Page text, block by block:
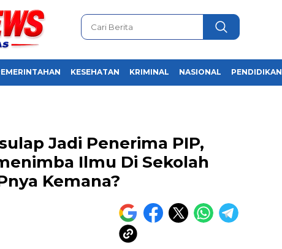
KESEHATAN KRIMINAL NASIONAL PENDIDIKAN
Jadi Penerima PIP,
Ilmu Di Sekolah
Kemana?